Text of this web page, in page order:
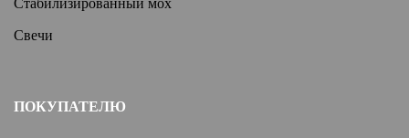
Стабилизированный мох
Свечи
ПОКУПАТЕЛЮ